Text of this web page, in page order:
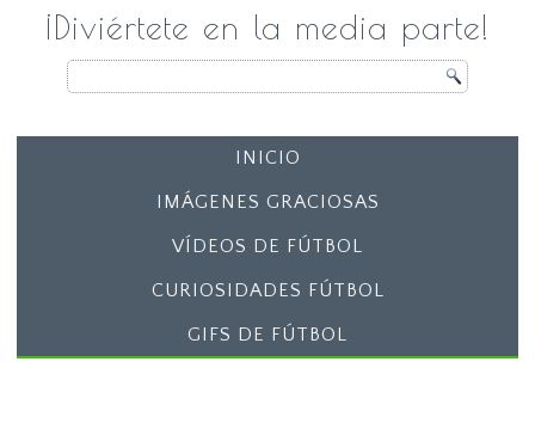
¡Diviértete en la media parte!
INICIO
IMÁGENES GRACIOSAS
VÍDEOS DE FÚTBOL
CURIOSIDADES FÚTBOL
GIFS DE FÚTBOL